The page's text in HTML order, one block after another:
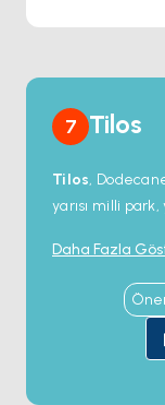
7 Tilos
Tilos,
yarısı milli
çalışan ilk
oranda boş ve
hayalet köy
cüce fil
Daha Fazla